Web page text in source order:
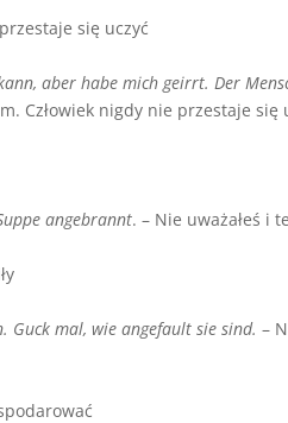
się uczyć
aber habe mich geirrt. Der
Człowiek nigdy nie przestaje się
angebrannt. – Nie uważałeś i
Guck mal, wie angefault sie sind. –